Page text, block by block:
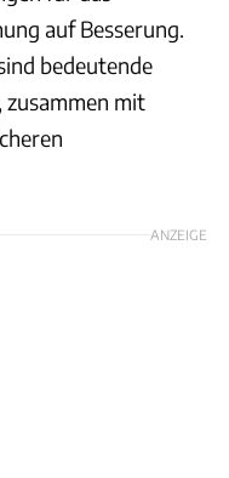
auf Besserung.
bedeutende
mit
ANZEIGE